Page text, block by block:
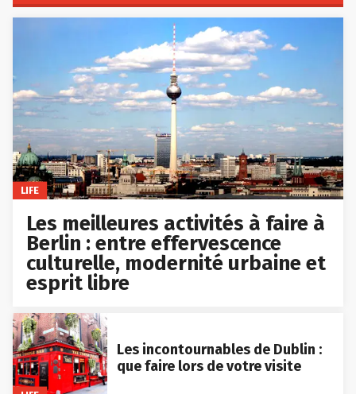
LIFE
Les meilleures activités à faire à
Berlin : entre effervescence
culturelle, modernité urbaine et
esprit libre
Les incontournables de Dublin :
que faire lors de votre visite